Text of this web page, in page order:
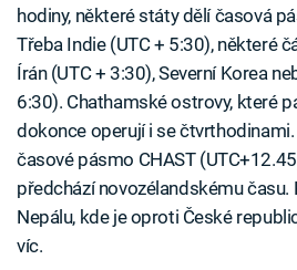
hodiny, některé státy dělí časová
Třeba Indie (UTC + 5:30), některé
Írán (UTC + 3:30), Severní Korea
6:30). Chathamské ostrovy, které
dokonce operují i se
časové pásmo CHAST
předchází novozélandskému času.
Nepálu, kde je oproti České
víc.